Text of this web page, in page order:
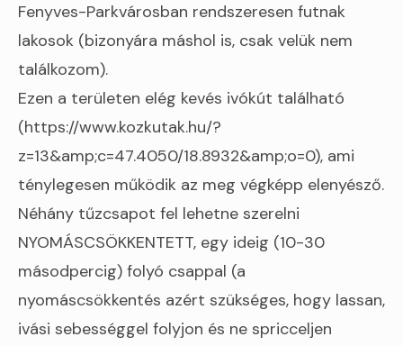
Fenyves-Parkvárosban rendszeresen futnak
lakosok (bizonyára máshol is, csak velük nem
találkozom).
Ezen a területen elég kevés ivókút található
(https://www.kozkutak.hu/?
z=13&amp;c=47.4050/18.8932&amp;o=0), ami
ténylegesen működik az meg végképp elenyésző.
Néhány tűzcsapot fel lehetne szerelni
NYOMÁSCSÖKKENTETT, egy ideig (10-30
másodpercig) folyó csappal (a
nyomáscsökkentés azért szükséges, hogy lassan,
ivási sebességgel folyjon és ne spricceljen